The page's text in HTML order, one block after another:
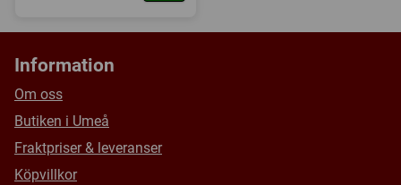
Information
Om oss
Butiken i Umeå
Fraktpriser & leveranser
Köpvillkor